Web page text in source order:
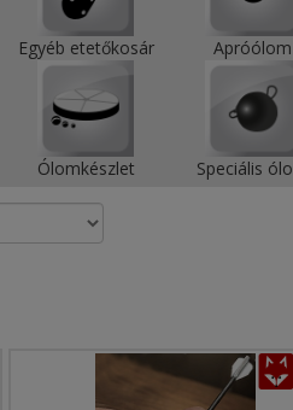
Egyéb etetőkosár Apróólom
Ólomkészlet Speciális